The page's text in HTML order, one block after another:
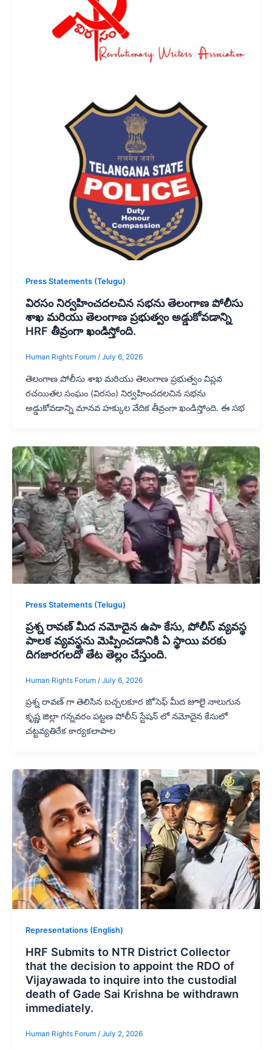
Press Statements (Telugu)
విరసం నిర్వహించదలచిన సభను తెలంగాణ పోలీసు
శాఖ మరియు తెలంగాణ ప్రభుత్వం అడ్డుకోవడాన్ని
HRF తీవ్రంగా ఖండిస్తోంది.
Human Rights Forum / July 6, 2026
తెలంగాణ పోలీసు శాఖ మరియు తెలంగాణ ప్రభుత్వం విప్లవ
రచయితల సంఘం (విరసం) నిర్వహించదలచిన సభను
అడ్డుకోవడాన్ని మానవ హక్కుల వేదిక తీవ్రంగా ఖండిస్తోంది. ఈ సభ
Press Statements (Telugu)
ప్రశ్న రావణ్ మీద నమోదైన ఉపా కేసు, పోలీస్ వ్యవస్థ
పాలక వ్యవస్థను మెప్పించడానికి ఏ స్థాయి వరకు
దిగజారగలదో తేట తెల్లం చేస్తుంది.
Human Rights Forum / July 6, 2026
ప్రశ్న రావణ్ గా తెలిసిన బచ్చలకూర జోసెఫ్ మీద జూలై నాలుగున
కృష్ణ జిల్లా గన్నవరం పట్టణ పోలీస్ స్టేషన్ లో నమోదైన కేసులో
చట్టవ్యతిరేక కార్యకలాపాల
Representations (English)
HRF Submits to NTR District Collector
that the decision to appoint the RDO of
Vijayawada to inquire into the custodial
death of Gade Sai Krishna be withdrawn
immediately.
Human Rights Forum / July 2, 2026